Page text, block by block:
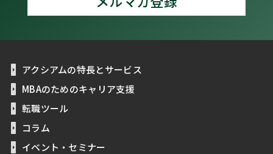
アクシアムの特長とサービス
MBAのためのキャリア支援
転職ツール
コラム
イベント・セミナー